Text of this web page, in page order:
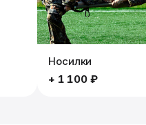
Носилки
+ 1 100 ₽